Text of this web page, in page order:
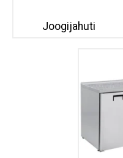
Joogijahuti